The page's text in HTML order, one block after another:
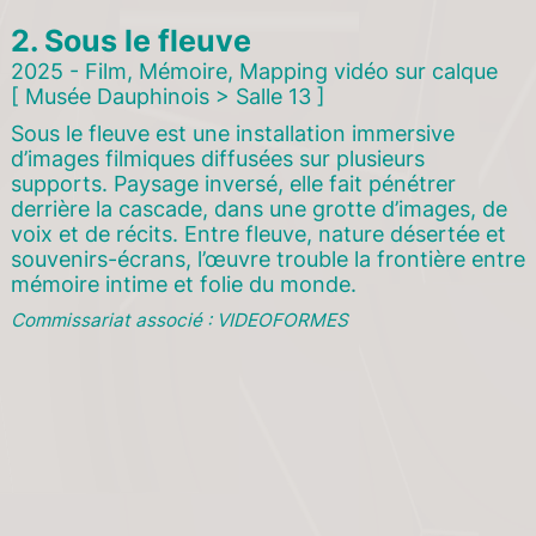
2. Sous le fleuve
2025 - Film, Mémoire, Mapping vidéo sur calque
[ Musée Dauphinois > Salle 13 ]
Sous le fleuve est une installation immersive
d’images filmiques diffusées sur plusieurs
supports. Paysage inversé, elle fait pénétrer
derrière la cascade, dans une grotte d’images, de
voix et de récits. Entre fleuve, nature désertée et
souvenirs-écrans, l’œuvre trouble la frontière entre
mémoire intime et folie du monde.
Commissariat associé : VIDEOFORMES